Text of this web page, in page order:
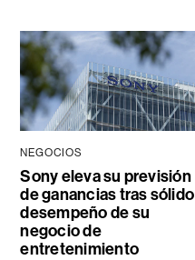
NEGOCIOS
Sony eleva su previsión
de ganancias tras sólido
desempeño de su
negocio de
entretenimiento